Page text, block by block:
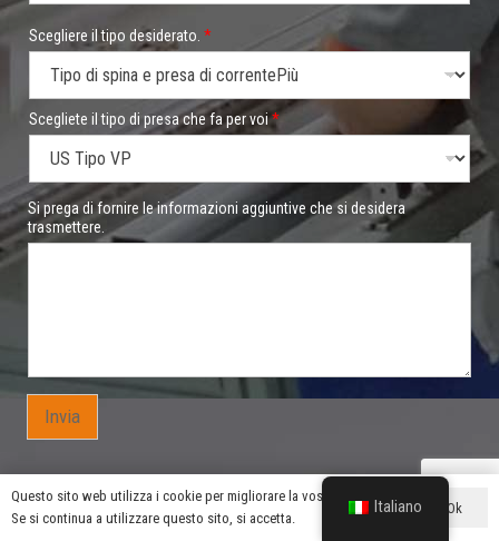
Scegliere il tipo desiderato. *
Scegliete il tipo di presa che fa per voi*
Si prega di fornire le informazioni aggiuntive che si desidera
trasmettere.
Invia
Italiano
Questo sito web utilizza i cookie per migliorare la vostra esperienza.
Se si continua a utilizzare questo sito, si accetta.
Ok